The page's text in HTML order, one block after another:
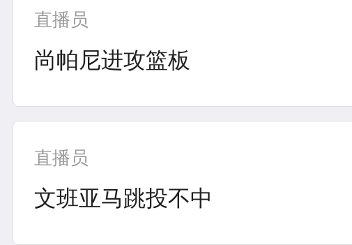
直播员
尚帕尼进攻篮板
直播员
文班亚马跳投不中